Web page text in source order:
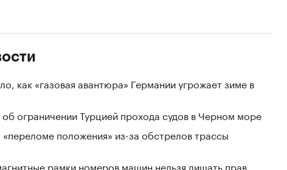
как «газовая авантюра» Германии угрожает зиме в
ограничении Турцией прохода судов в Черном море
«переломе положения» из-за обстрелов трассы
рамки номеров машин нельзя лишать прав